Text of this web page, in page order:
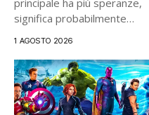
significa probabilmente
1 AGOSTO 2026